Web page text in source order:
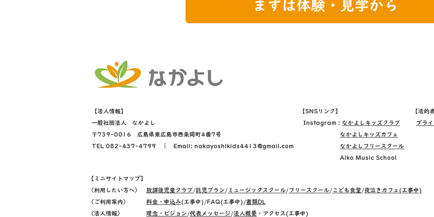
まずは体験・見学から
【法人情報】
一般社団法人 なかよし
〒739-0016 広島県東広島市西条岡町4番7号
​TEL 082-437-4799 ｜ Email: nakayoshikids4413@gmail.com
【SNSリンク】
Instagram : なかよしキッズクラブ
なかよしキッズカフェ
なかよしフリースクール
​ Aiko Music School
【法的
プラ
【ミニサイトマップ】
〈利用したい方へ〉 放課後児童クラブ/託児プラン / ミュージックスクール/フリースクール/こども食堂 /夜泣きカフェ(工事中)
〈ご利用案内〉 料金・申込み(工事中)/FAQ(工事中)/書類DL
〈法人情報〉 理念・ビジョン /代表メッセージ/法人概要 ・アクセス(工事中)